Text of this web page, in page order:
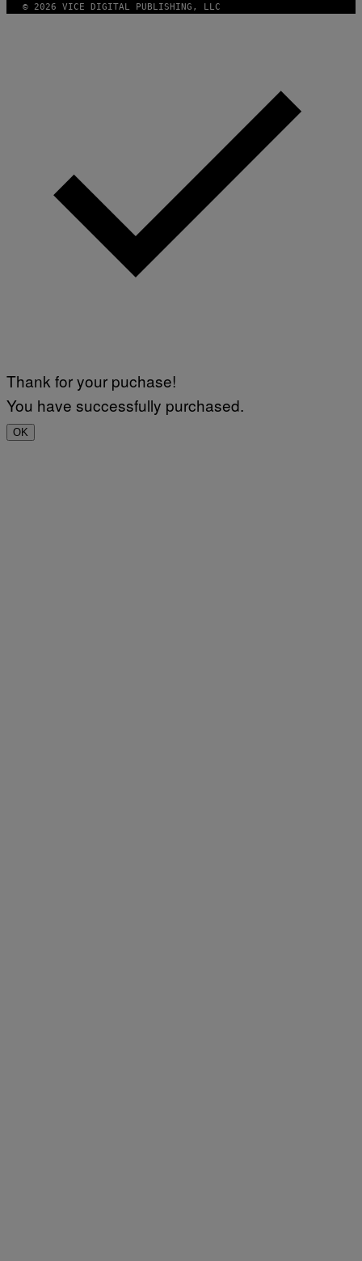
© 2026 VICE DIGITAL PUBLISHING, LLC
Thank for your puchase!
You have successfully purchased.
OK